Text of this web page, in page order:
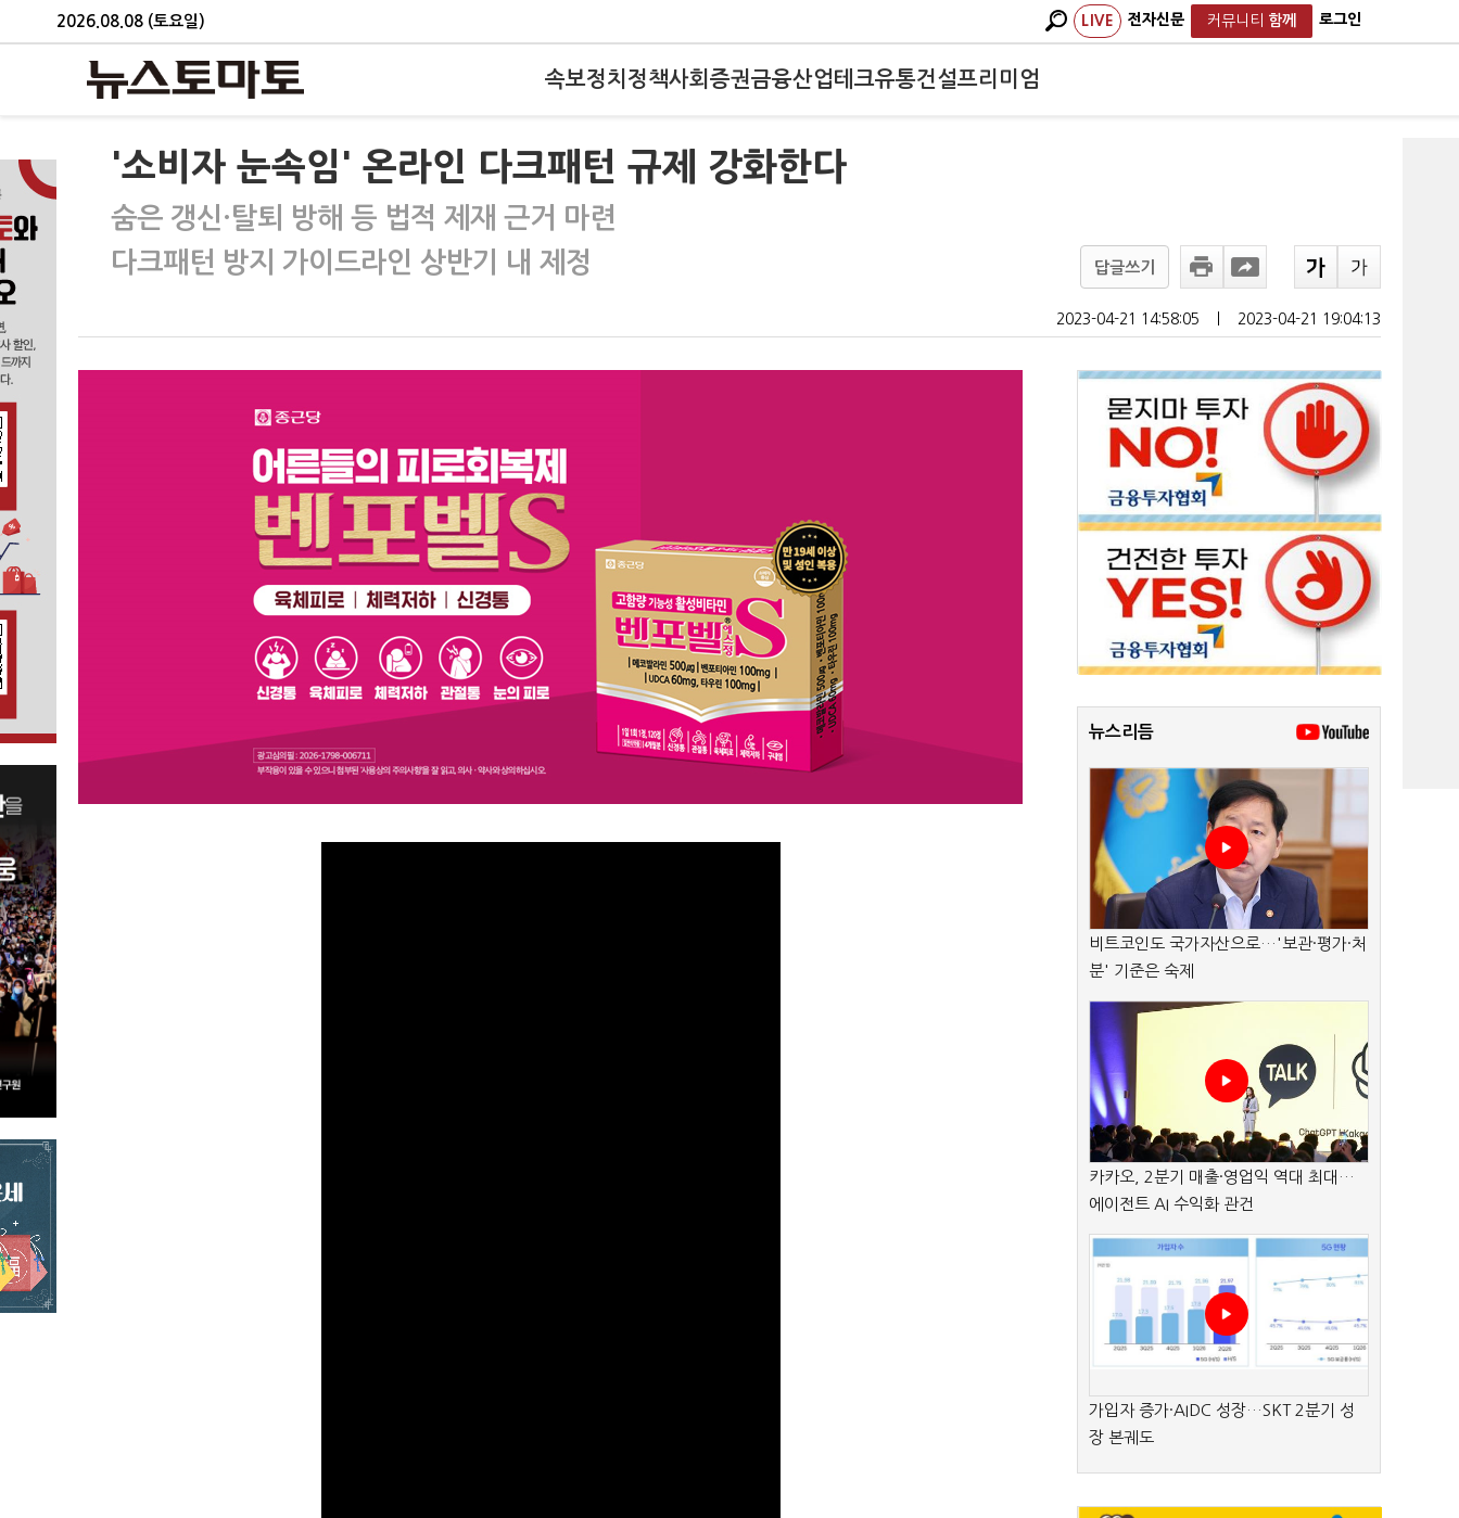
2026.08.08 (토요일) LIVE 전자신문 커뮤니티 함께 로그인
속보정치 정책사회 증권금융산업테크유통건설프리미엄
'소비자 눈속임' 온라인 다크패턴 규제 강화한다
숨은 갱신·탈퇴 방해 등 법적 제재 근거 마련
다크패턴 방지 가이드라인 상반기 내 제정
답글쓰기
2023-04-21 14:58:05 2023-04-21 19:04:13
뉴스리듬
비트코인도 국가자산으로…'보관·평가·처
분' 기준은 숙제
카카오, 2분기 매출·영업익 역대 최대…
에이전트 AI 수익화 관건
가입자 증가·AIDC 성장…SKT 2분기 성
장 본궤도